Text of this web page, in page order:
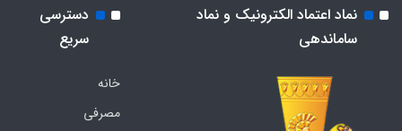
نماد اعتماد الکترونیک و نماد
ساماندهی
دسترسی
سریع
خانه
مصرفی